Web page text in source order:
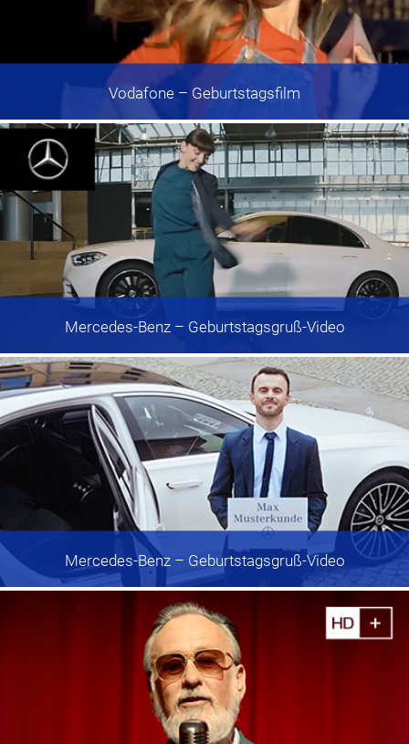
Vodafone – Geburtstagsfilm
Mercedes-Benz– Geburtstagsgruß-Video
Mercedes-Benz– Geburtstagsgruß-Video